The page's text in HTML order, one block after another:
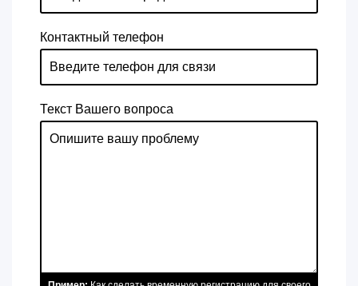
Контактный телефон
Текст Вашего вопроса